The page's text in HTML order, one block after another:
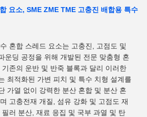
요소, SME ZME TME 고충진 배합용 특수
혼합 스레드 요소는 고충진, 고점도 및
운딩 공정을 위해 개발된 전문 맞춤형 혼
존의 운반 및 반죽 블록과 달리 이러한
최적화된 가변 피치 및 특수 치형 설계를
가열 없이 강력한 분산 혼합 및 분산 혼
고충전재 개질, 섬유 강화 및 고점도 재
러 분산, 재료 응집 및 국부 과열 및 탄